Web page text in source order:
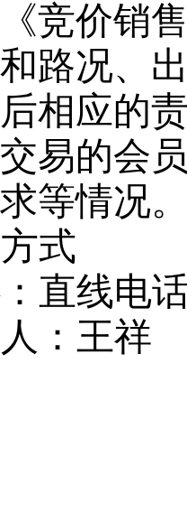
竞价销
路况、
相应的
易的会
等情况
式
直线电
：王祥